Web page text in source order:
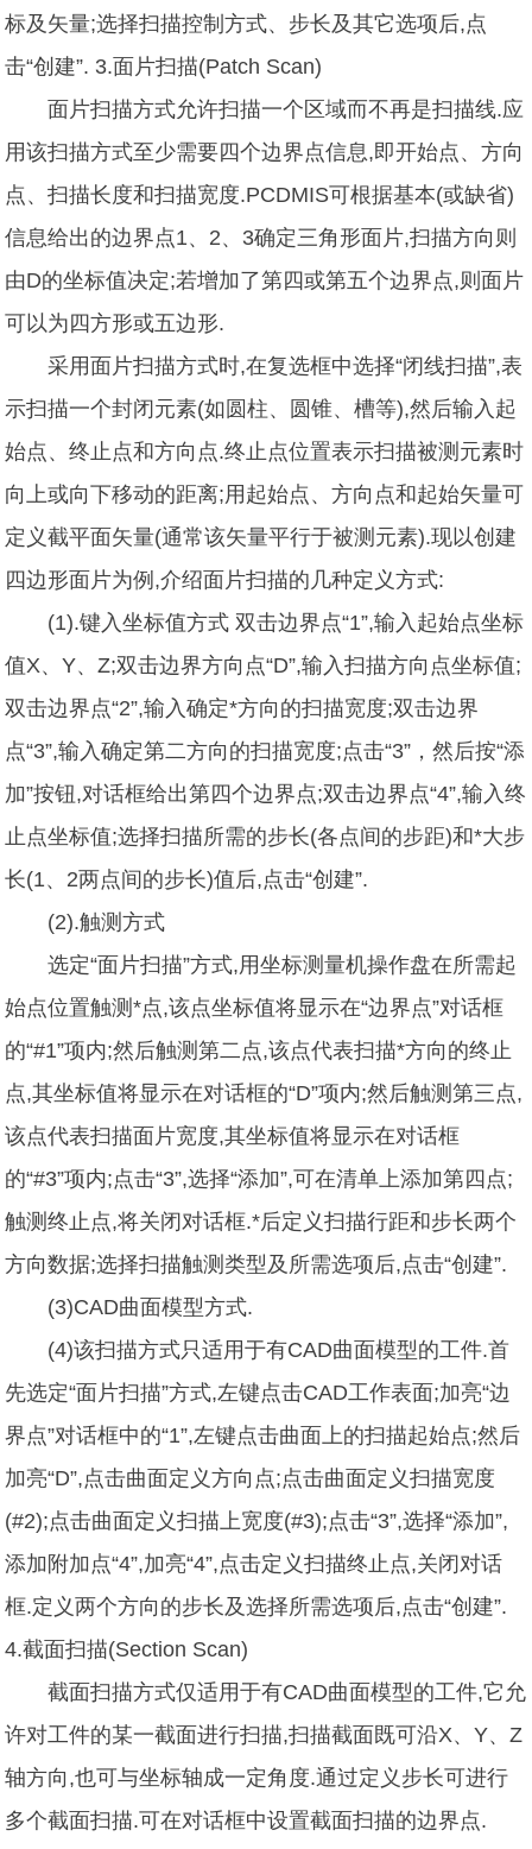
标及矢量;选择扫描控制方式、步长及其它选项后,点
击“创建”. 3.面片扫描(Patch Scan)
面片扫描方式允许扫描一个区域而不再是扫描线.应
用该扫描方式至少需要四个边界点信息,即开始点、方向
点、扫描长度和扫描宽度.PCDMIS可根据基本(或缺省)
信息给出的边界点1、2、3确定三角形面片,扫描方向则
由D的坐标值决定;若增加了第四或第五个边界点,则面片
可以为四方形或五边形.
采用面片扫描方式时,在复选框中选择“闭线扫描”,表
示扫描一个封闭元素(如圆柱、圆锥、槽等),然后输入起
始点、终止点和方向点.终止点位置表示扫描被测元素时
向上或向下移动的距离;用起始点、方向点和起始矢量可
定义截平面矢量(通常该矢量平行于被测元素).现以创建
四边形面片为例,介绍面片扫描的几种定义方式:
(1).键入坐标值方式 双击边界点“1”,输入起始点坐标
值X、Y、Z;双击边界方向点“D”,输入扫描方向点坐标值;
双击边界点“2”,输入确定*方向的扫描宽度;双击边界
点“3”,输入确定第二方向的扫描宽度;点击“3”，然后按“添
加”按钮,对话框给出第四个边界点;双击边界点“4”,输入终
止点坐标值;选择扫描所需的步长(各点间的步距)和*大步
长(1、2两点间的步长)值后,点击“创建”.
(2).触测方式
选定“面片扫描”方式,用坐标测量机操作盘在所需起
始点位置触测*点,该点坐标值将显示在“边界点”对话框
的“#1”项内;然后触测第二点,该点代表扫描*方向的终止
点,其坐标值将显示在对话框的“D”项内;然后触测第三点,
该点代表扫描面片宽度,其坐标值将显示在对话框
的“#3”项内;点击“3”,选择“添加”,可在清单上添加第四点;
触测终止点,将关闭对话框.*后定义扫描行距和步长两个
方向数据;选择扫描触测类型及所需选项后,点击“创建”.
(3)CAD曲面模型方式.
(4)该扫描方式只适用于有CAD曲面模型的工件.首
先选定“面片扫描”方式,左键点击CAD工作表面;加亮“边
界点”对话框中的“1”,左键点击曲面上的扫描起始点;然后
加亮“D”,点击曲面定义方向点;点击曲面定义扫描宽度
(#2);点击曲面定义扫描上宽度(#3);点击“3”,选择“添加”,
添加附加点“4”,加亮“4”,点击定义扫描终止点,关闭对话
框.定义两个方向的步长及选择所需选项后,点击“创建”.
4.截面扫描(Section Scan)
截面扫描方式仅适用于有CAD曲面模型的工件,它允
许对工件的某一截面进行扫描,扫描截面既可沿X、Y、Z
轴方向,也可与坐标轴成一定角度.通过定义步长可进行
多个截面扫描.可在对话框中设置截面扫描的边界点.